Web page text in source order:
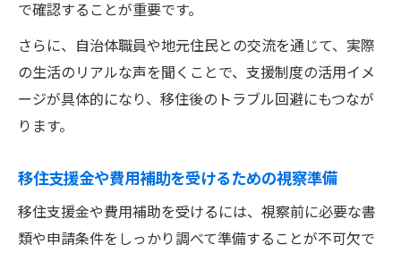
で確認することが重要です。
さらに、自治体職員や地元住民との交流を通じて、実際
の生活のリアルな声を聞くことで、支援制度の活用イメ
ージが具体的になり、移住後のトラブル回避にもつなが
ります。
移住支援金や費用補助を受けるための視察準備
移住支援金や費用補助を受けるには、視察前に必要な書
類や申請条件をしっかり調べて準備することが不可欠で